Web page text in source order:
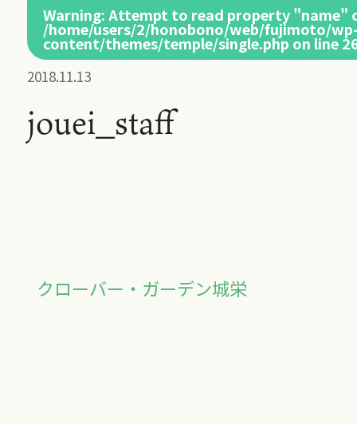
Warning: Attempt to read property "name"
/home/users/2/honobono/web/fujimoto/
content/themes/temple/single.php on line
2018.11.13
jouei_staff
クローバー・ガーデン城栄